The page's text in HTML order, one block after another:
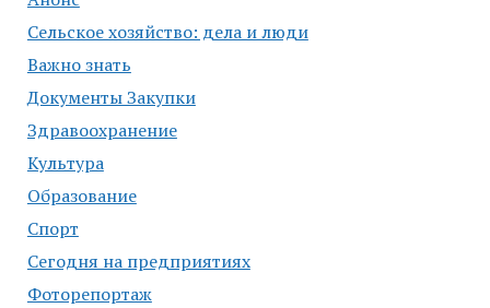
Сельское хозяйство: дела и люди
Важно знать
Документы Закупки
Здравоохранение
Культура
Образование
Спорт
Сегодня на предприятиях
Фоторепортаж